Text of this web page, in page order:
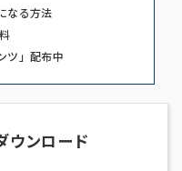
なる方法
ツ」配布中
ウンロード